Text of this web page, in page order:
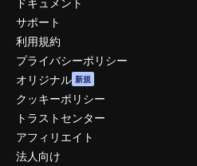
サポート
利用規約
プライバシーポリシー
オリジナル 新規
クッキーポリシー
トラストセンター
アフィリエイト
法人向け